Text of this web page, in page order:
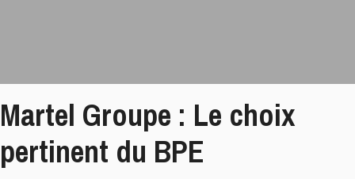
Martel Groupe : Le choix
pertinent du BPE